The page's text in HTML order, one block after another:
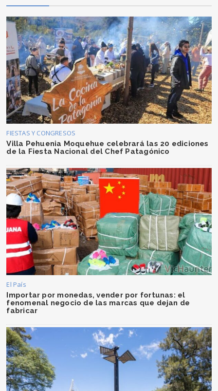
FIESTAS Y CONGRESOS
Villa Pehuenia Moquehue celebrará las 20 ediciones
de la Fiesta Nacional del Chef Patagónico
El País
Importar por monedas, vender por fortunas: el
fenomenal negocio de las marcas que dejan de
fabricar